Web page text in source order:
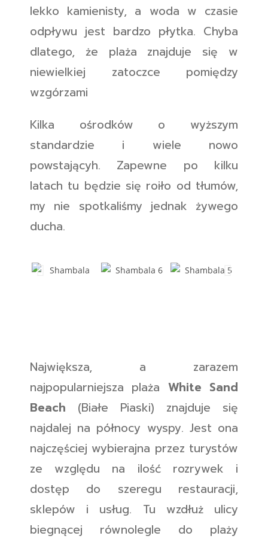
lekko kamienisty, a woda w czasie
odpływu jest bardzo płytka. Chyba
dlatego, że plaża znajduje się w
niewielkiej zatoczce pomiędzy
wzgórzami
Kilka ośrodków o wyższym
standardzie i wiele nowo
powstającyh. Zapewne po kilku
latach tu będzie się roiło od tłumów,
my nie spotkaliśmy jednak żywego
ducha.
Największa, a zarazem
najpopularniejsza plaża White Sand
Beach (Białe Piaski) znajduje się
najdalej na północy wyspy. Jest ona
najczęściej wybierajna przez turystów
ze względu na ilość rozrywek i
dostęp do szeregu restauracji,
sklepów i usług. Tu wzdłuż ulicy
biegnącej równolegle do plaży